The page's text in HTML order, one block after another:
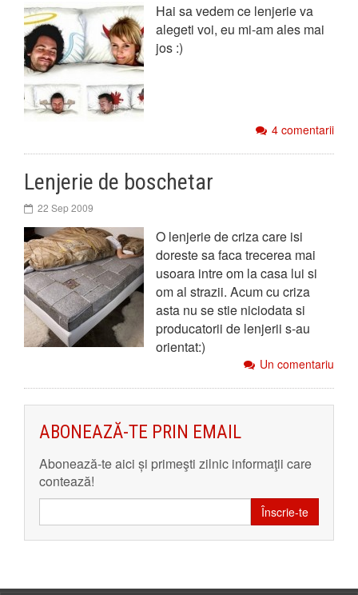
Hai sa vedem ce lenjerie va
alegeti voi, eu mi-am ales mai
jos :)
4 comentarii
Lenjerie de boschetar
22 Sep 2009
O lenjerie de criza care isi
doreste sa faca trecerea mai
usoara intre om la casa lui si
om al strazii. Acum cu criza
asta nu se stie niciodata si
producatorii de lenjerii s-au
orientat:)
Un comentariu
ABONEAZĂ-TE PRIN EMAIL
Abonează-te aici și primeşti zilnic informaţii care
contează!
Înscrie-te